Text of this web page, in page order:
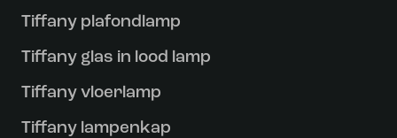
Tiffany plafondlamp
Tiffany glas in lood lamp
Tiffany vloerlamp
Tiffany lampenkap